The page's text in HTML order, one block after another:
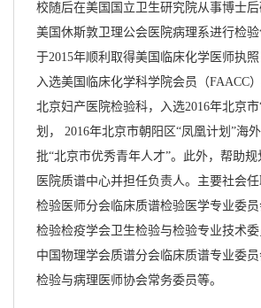
校随后在美国国立卫生研究院从事博士
美国休斯敦卫理公会医院病理系进行检
于2015年顺利取得美国临床化学医师执
入选美国临床化学科学院会员（FAACC
北京妇产医院检验科，入选2016年北京
划， 2016年北京市朝阳区“凤凰计划”海
批“北京市优秀青年人才”。此外，帮助
医院质谱中心并担任负责人。主要社会
检验医师分会临床质谱检验医学专业委
检验检疫学会卫生检验与检验专业技术委
中国物理学会质谱分会临床质谱专业委
检验与病理医师协会常务委员等。